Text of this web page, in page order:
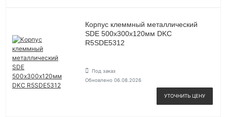
Корпус клеммный металлический
SDE 500х300х120мм DKC
R5SDE5312
Под заказ
Обновлено 06.08.2026
УТОЧНИТЬ ЦЕНУ